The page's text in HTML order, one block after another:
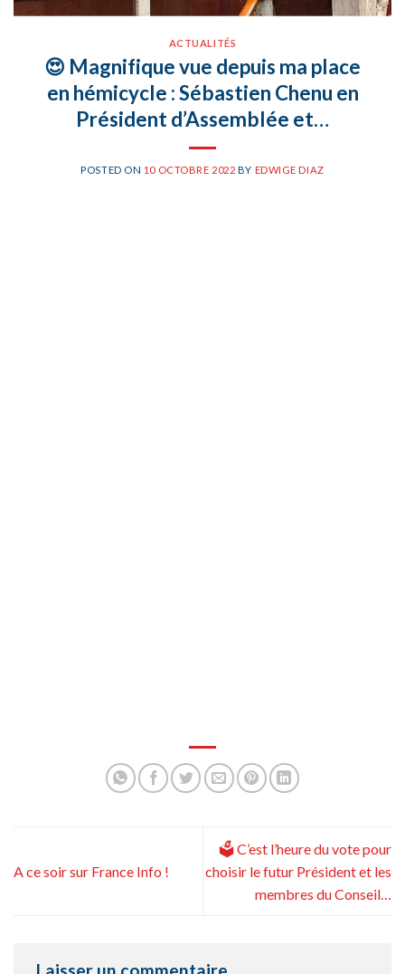
ACTUALITÉS
😍 Magnifique vue depuis ma place
en hémicycle : Sébastien Chenu en
Président d’Assemblée et…
POSTED ON 10 OCTOBRE 2022 BY EDWIGE DIAZ
A ce soir sur France Info !
🗳 C’est l’heure du vote pour
choisir le futur Président et les
membres du Conseil…